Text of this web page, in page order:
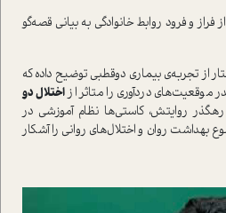
و فرود روابط خانوادگي به بياني قصه‌گو
از تجربه‌ي بيماري دوقطبي توضيح داده که
دردآوري را متاثر از اختلال دو
روايتش، کاستي‌ها نظام آموزشي در
بهداشت روان و اختلال‌هاي رواني را آشکار